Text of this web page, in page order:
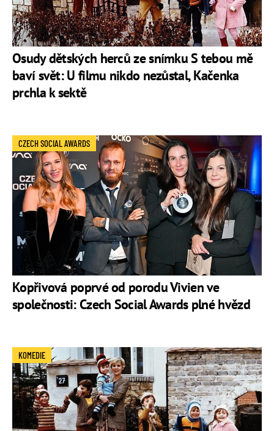
Osudy dětských herců ze snímku S tebou mě
baví svět: U filmu nikdo nezůstal, Kačenka
prchla k sektě
Kopřivová poprvé od porodu Vivien ve
společnosti: Czech Social Awards plné hvězd
CZECH SOCIAL AWARDS
KOMEDIE